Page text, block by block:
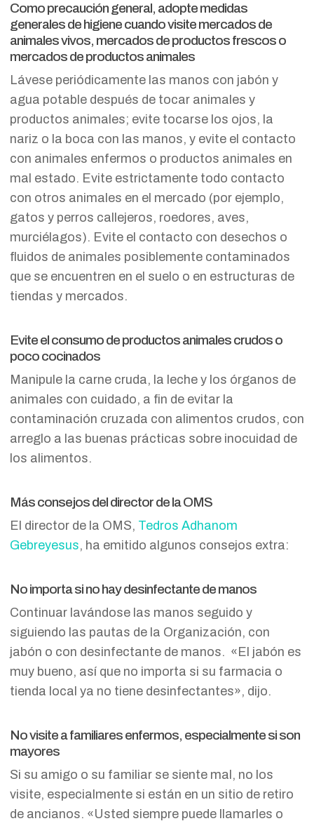
Como precaución general, adopte medidas
generales de higiene cuando visite mercados de
animales vivos, mercados de productos frescos o
mercados de productos animales
Lávese periódicamente las manos con jabón y
agua potable después de tocar animales y
productos animales; evite tocarse los ojos, la
nariz o la boca con las manos, y evite el contacto
con animales enfermos o productos animales en
mal estado. Evite estrictamente todo contacto
con otros animales en el mercado (por ejemplo,
gatos y perros callejeros, roedores, aves,
murciélagos). Evite el contacto con desechos o
fluidos de animales posiblemente contaminados
que se encuentren en el suelo o en estructuras de
tiendas y mercados.
Evite el consumo de productos animales crudos o
poco cocinados
Manipule la carne cruda, la leche y los órganos de
animales con cuidado, a fin de evitar la
contaminación cruzada con alimentos crudos, con
arreglo a las buenas prácticas sobre inocuidad de
los alimentos.
Más consejos del director de la OMS
El director de la OMS, Tedros Adhanom
Gebreyesus, ha emitido algunos consejos extra:
No importa si no hay desinfectante de manos
Continuar lavándose las manos seguido y
siguiendo las pautas de la Organización, con
jabón o con desinfectante de manos. «El jabón es
muy bueno, así que no importa si su farmacia o
tienda local ya no tiene desinfectantes», dijo.
No visite a familiares enfermos, especialmente si son
mayores
Si su amigo o su familiar se siente mal, no los
visite, especialmente si están en un sitio de retiro
de ancianos. «Usted siempre puede llamarles o